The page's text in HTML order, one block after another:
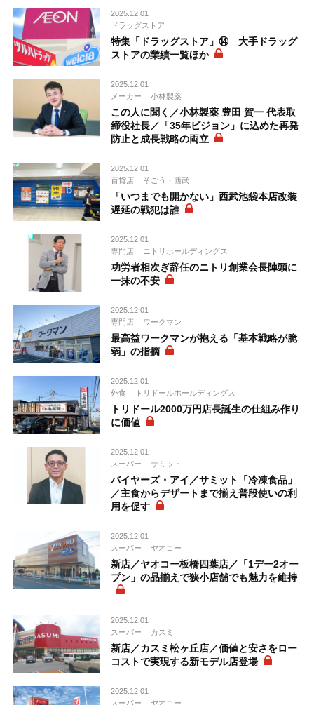
2025.12.01
ドラッグストア
特集「ドラッグストア」⑭ 大手ドラッグ
ストアの業績一覧ほか
2025.12.01
メーカー
小林製薬
この人に聞く／小林製薬 豊田 賀一 代表取
締役社長／「35年ビジョン」に込めた再発
防止と成長戦略の両立
2025.12.01
百貨店
そごう・西武
「いつまでも開かない」西武池袋本店改装
遅延の戦犯は誰
2025.12.01
専門店
ニトリホールディングス
功労者相次ぎ辞任のニトリ創業会長陣頭に
一抹の不安
2025.12.01
専門店
ワークマン
最高益ワークマンが抱える「基本戦略が脆
弱」の指摘
2025.12.01
外食
トリドールホールディングス
トリドール2000万円店長誕生の仕組み作り
に価値
2025.12.01
スーパー
サミット
バイヤーズ・アイ／サミット「冷凍食品」
／主食からデザートまで揃え普段使いの利
用を促す
2025.12.01
スーパー
ヤオコー
新店／ヤオコー板橋四葉店／「1デー2オー
プン」の品揃えで狭小店舗でも魅力を維持
2025.12.01
スーパー
カスミ
新店／カスミ松ヶ丘店／価値と安さをロー
コストで実現する新モデル店登場
2025.12.01
スーパー
ヤオコー